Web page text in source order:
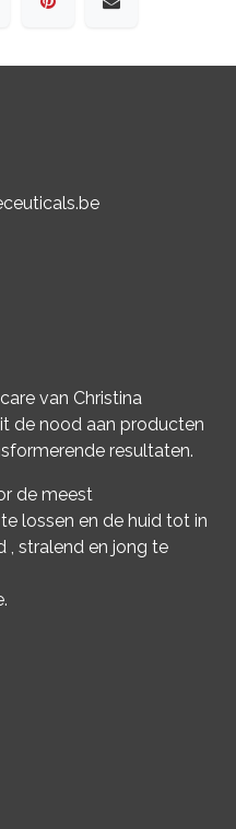
van Christina
de nood aan producten
resultaten.
de meest
lossen en de huid tot in
, stralend en jong te